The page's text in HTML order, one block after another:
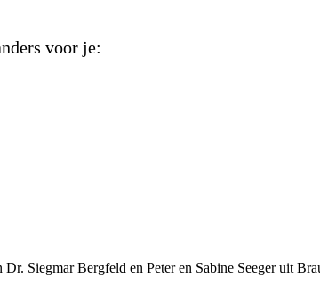
voor je:
Siegmar Bergfeld en Peter en Sabine Seeger uit